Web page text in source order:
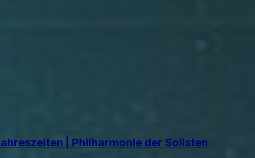
| Philharmonie der Solisten